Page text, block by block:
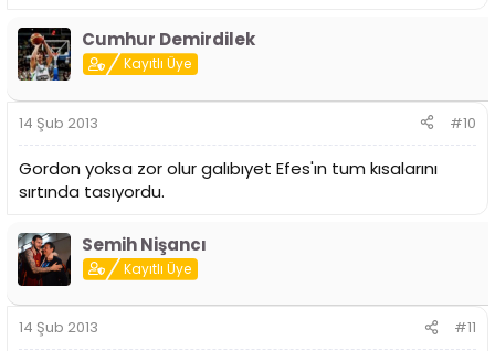
Cumhur Demirdilek
Kayıtlı Üye
14 Şub 2013 #10
Gordon yoksa zor olur galıbıyet Efes'ın tum kısalarını
sırtında tasıyordu.
Semih Nişancı
Kayıtlı Üye
14 Şub 2013 #11